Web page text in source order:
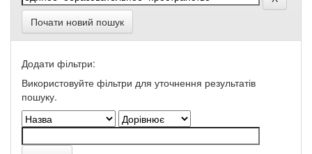
Почати новий пошук
Додати фільтри:
Використовуйте фільтри для уточнення результатів
пошуку.